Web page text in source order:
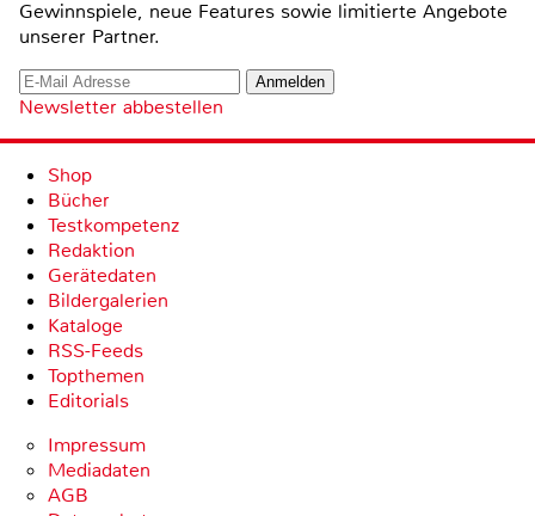
Gewinnspiele, neue Features sowie limitierte Angebote
unserer Partner.
Newsletter abbestellen
Shop
Bücher
Testkompetenz
Redaktion
Gerätedaten
Bildergalerien
Kataloge
RSS-Feeds
Topthemen
Editorials
Impressum
Mediadaten
AGB